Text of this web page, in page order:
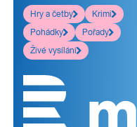
Hry a četby
Krimi
Pohádky
Pořady
Živé vysílání